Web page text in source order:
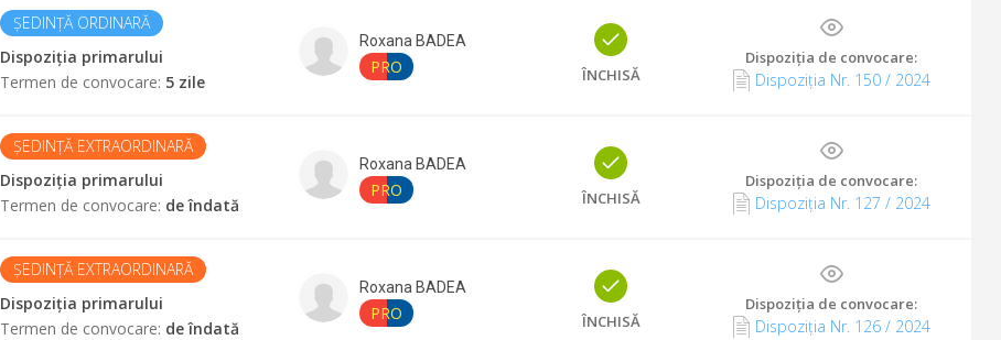
ȘEDINȚĂ ORDINARĂ
Dispoziția primarului
Termen de convocare: 5 zile
Roxana BADEA
PRO ÎNCHISĂ
Dispoziția de convocare:
Dispoziția Nr. 150 / 2024
ȘEDINȚĂ EXTRAORDINARĂ
Dispoziția primarului
Termen de convocare: de îndată
Roxana BADEA
PRO ÎNCHISĂ
Dispoziția de convocare:
Dispoziția Nr. 127 / 2024
ȘEDINȚĂ EXTRAORDINARĂ
Dispoziția primarului
Termen de convocare: de îndată
Roxana BADEA
PRO ÎNCHISĂ
Dispoziția de convocare:
Dispoziția Nr. 126 / 2024